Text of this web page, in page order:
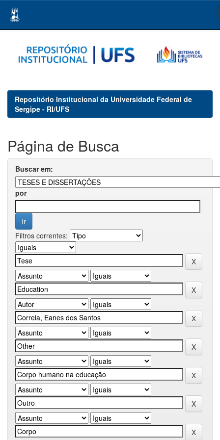
navigation
Repositório Institucional da Universidade Federal de
Sergipe - RI/UFS
Página de Busca
Buscar em:
por
Filtros correntes: